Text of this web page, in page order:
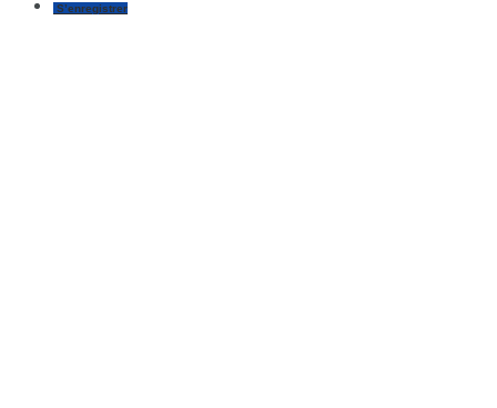
S’enregistrer